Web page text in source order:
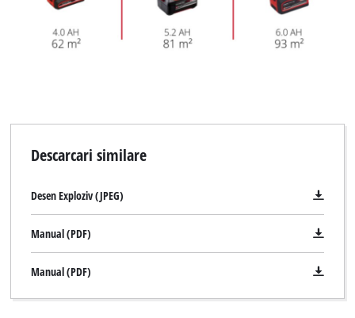
Descarcari similare
Desen Exploziv (JPEG)
Manual (PDF)
Manual (PDF)